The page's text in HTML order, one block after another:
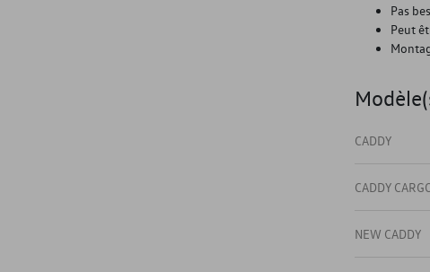
Pas
Peut
CADDY
CADDY
NEW CADDY